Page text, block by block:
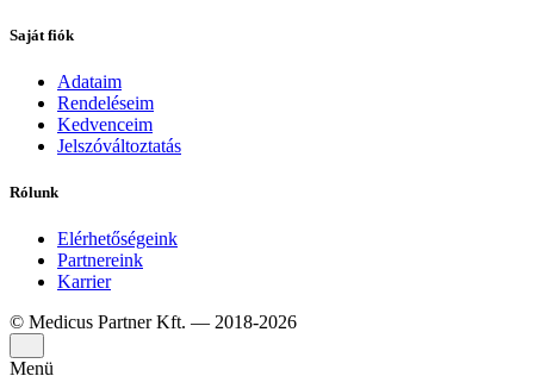
Saját fiók
Adataim
Rendeléseim
Kedvenceim
Jelszóváltoztatás
Rólunk
Elérhetőségeink
Partnereink
Karrier
© Medicus Partner Kft. — 2018-2026
Menü